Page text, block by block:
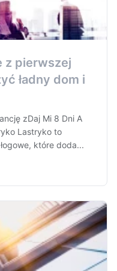
z pierwszej
ładny dom i
zDaj Mi 8 Dni A
Lastryko to
które doda...